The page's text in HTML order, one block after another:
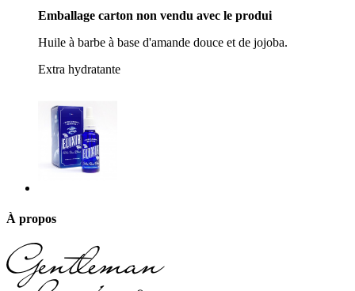
Emballage carton non vendu avec le produi
Huile à barbe à base d'amande douce et de jojoba.
Extra hydratante
À propos